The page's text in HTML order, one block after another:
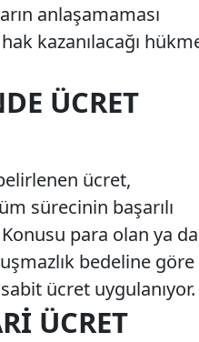
anlaşamaması
kazanılacağı
ÜCRET
ücret,
sürecinin başarılı
para olan ya da
bedeline göre
ücret uygulanıyor.
ÜCRET